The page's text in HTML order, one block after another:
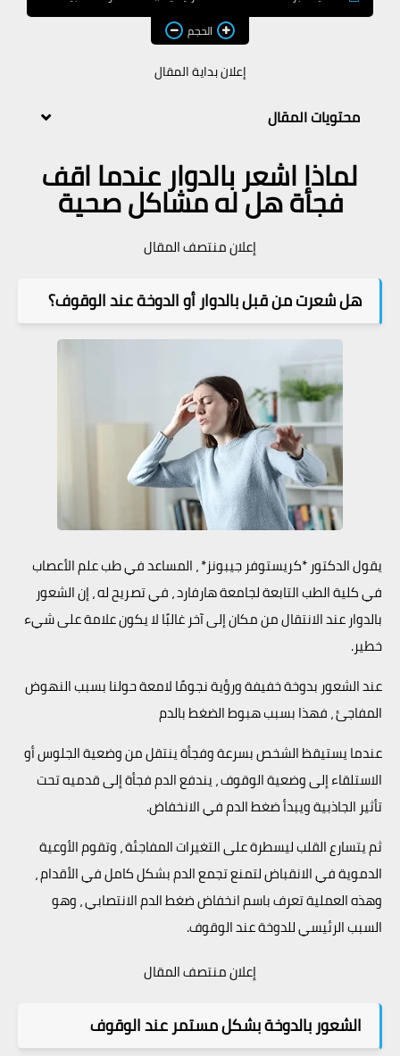
معلومات طبية
الحجم
إعلان بداية المقال
محتويات المقال
لماذا اشعر بالدوار عندما اقف
فجأة هل له مشاكل صحية
إعلان منتصف المقال
هل شعرت من قبل بالدوار أو الدوخة عند الوقوف؟
يقول الدكتور *كريستوفر جيبونز* ، المساعد في طب علم الأعصاب
في كلية الطب التابعة لجامعة هارفارد ، في تصريح له ، إن الشعور
بالدوار عند الانتقال من مكان إلى آخر غالبًا لا يكون علامة على شيء
خطير.
عند الشعور بدوخة خفيفة ورؤية نجومًا لامعة حولنا بسبب النهوض
المفاجئ ، فهذا بسبب هبوط الضغط بالدم
عندما يستيقظ الشخص بسرعة وفجأة ينتقل من وضعية الجلوس أو
الاستلقاء إلى وضعية الوقوف ، يندفع الدم فجأة إلى قدميه تحت
تأثير الجاذبية ويبدأ ضغط الدم في الانخفاض.
ثم يتسارع القلب ليسطرة على التغيرات المفاجئة ، وتقوم الأوعية
الدموية في الانقباض لتمنع تجمع الدم بشكل كامل في الأقدام ،
وهذه العملية تعرف باسم انخفاض ضغط الدم الانتصابي ، وهو
السبب الرئيسي للدوخة عند الوقوف.
إعلان منتصف المقال
الشعور بالدوخة بشكل مستمر عند الوقوف